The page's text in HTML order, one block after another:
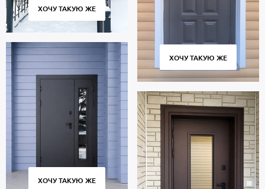
ХОЧУ ТАКУЮ ЖЕ
ХОЧУ ТАКУЮ ЖЕ
ХОЧУ ТАКУЮ ЖЕ